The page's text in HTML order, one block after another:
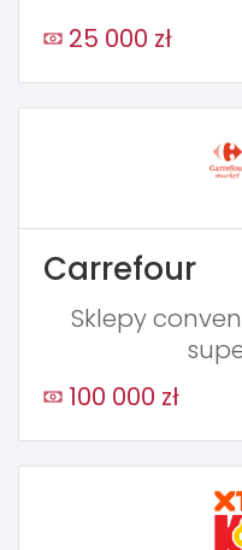
25 000 zł
Carrefour
Sklepy
100 000 zł